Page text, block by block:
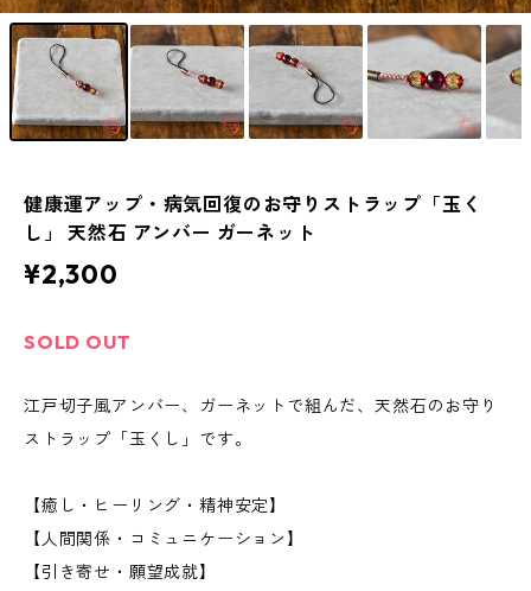
健康運アップ・病気回復のお守りストラップ「玉く
し」 天然石 アンバー ガーネット
¥2,300
SOLD OUT
江戸切子風アンバー、ガーネットで組んだ、天然石のお守り
ストラップ「玉くし」です。
【癒し・ヒーリング・精神安定】
【人間関係・コミュニケーション】
【引き寄せ・願望成就】